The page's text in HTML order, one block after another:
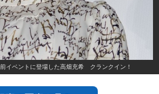
イベントに登場した高畑充希 クランクイン！